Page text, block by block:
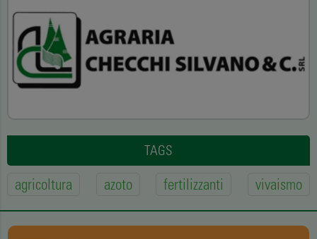
TAGS
agricoltura azoto fertilizzanti vivaismo